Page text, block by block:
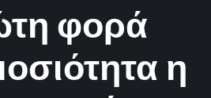
φορά
η